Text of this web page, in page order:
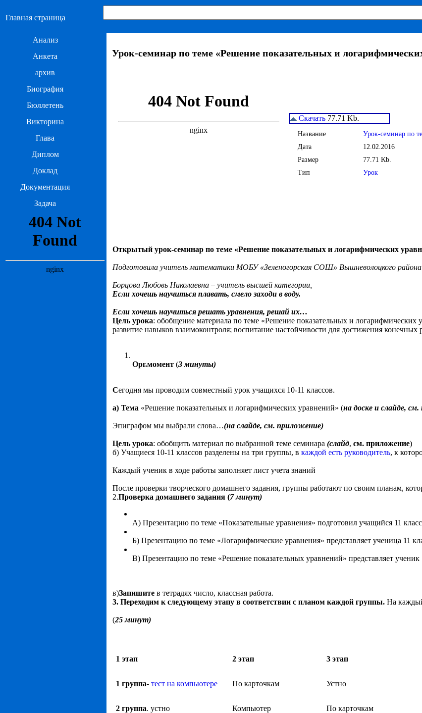
Главная страница
Анализ
Анкета
архив
Биография
Бюллетень
Викторина
Глава
Диплом
Доклад
Документация
Задача
Урок-семинар по теме «Решение показательных и
Скачать 77.71 Kb.
Название
Урок-семинар по
Дата
12.02.2016
Размер
77.71 Kb.
Тип
Урок
Открытый урок-семинар по теме «Решение показательных и логарифмических
Подготовила учитель математики МОБУ «Зеленогорская СОШ» Вышневолоцкого района
Борцова Любовь Николаевна – учитель высшей категории,
Если хочешь научиться плавать, смело заходи в воду.
Если хочешь научиться решать уравнения, решай их…
Цель урока: обобщение материала по теме «Решение показательных и логарифмических
развитие навыков взаимоконтроля; воспитание настойчивости для достижения конечных
Орг.момент (3 минуты)
Сегодня мы проводим совместный урок учащихся 10-11 классов.
а) Тема «Решение показательных и логарифмических уравнений» (на доске и слайде,
Эпиграфом мы выбрали слова…(на слайде, см. приложение)
Цель урока: обобщить материал по выбранной теме семинара (слайд, см. приложение)
б) Учащиеся 10-11 классов разделены на три группы, в каждой есть руководитель, к
Каждый ученик в ходе работы заполняет лист учета знаний
После проверки творческого домашнего задания, группы работают по своим планам,
2.Проверка домашнего задания (7 минут)
А) Презентацию по теме «Показательные уравнения» подготовил учащийся 11
Б) Презентацию по теме «Логарифмические уравнения» представляет ученица 11
В) Презентацию по теме «Решение показательных уравнений» представляет ученик
в)Запишите в тетрадях число, классная работа.
3. Переходим к следующему этапу в соответствии с планом каждой группы. На
(25 минут)
1 этап 2 этап 3 этап
1 группа- тест на компьютере По карточкам Устно
2 группа. устно Компьютер По карточкам